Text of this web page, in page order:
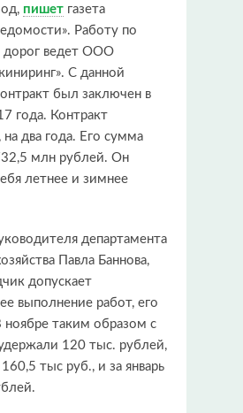
пишет газета
Работу по
дорог ведет ООО
С данной
был заключен в
года. Контракт
два года. Его сумма
млн рублей. Он
летнее и зимнее
департамента
Павла Баннова,
допускает
выполнение работ, его
таким образом с
120 тыс. рублей,
тыс руб., и за январь